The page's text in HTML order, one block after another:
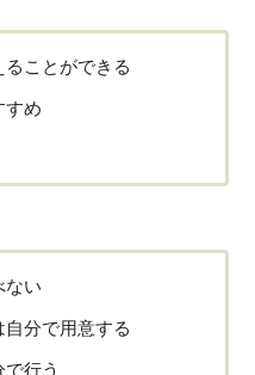
ことができる
すめ
ない
分で用意する
行う